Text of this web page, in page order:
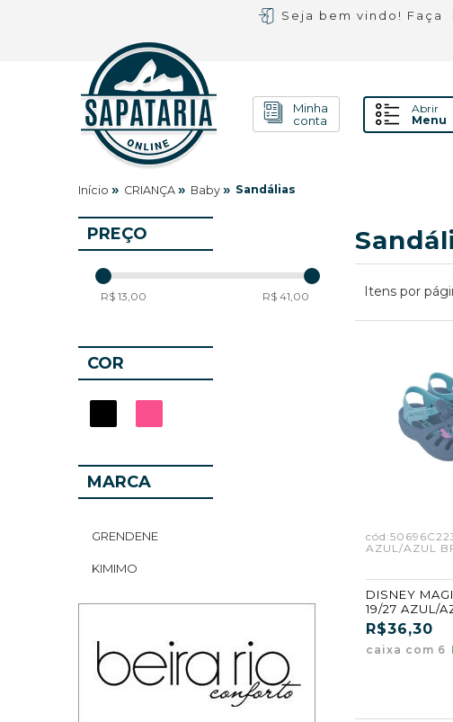
Seja bem vindo! Faça
Minha
conta
Abrir
Menu
Início » CRIANÇA » Baby » Sandálias
PREÇO
R$ 13,00 R$ 41,00
COR
MARCA
GRENDENE
KIMIMO
Itens por
AZUL/AZUL
DISNEY
19/27 AZUL/
(GF) (CX6)
R$36,30
caixa com 6